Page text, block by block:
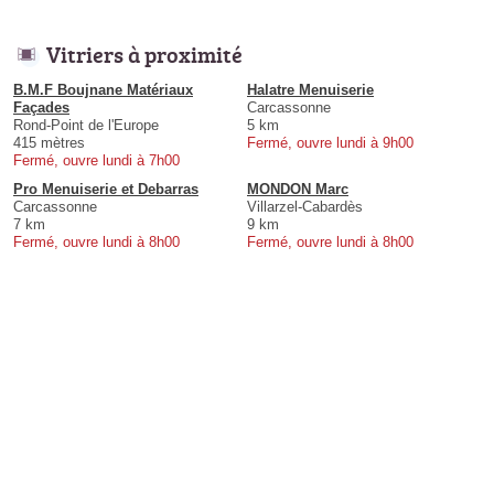
Vitriers à proximité
B.M.F Boujnane Matériaux
Façades
Rond-Point de l'Europe
415 mètres
Fermé, ouvre lundi à 7h00
Halatre Menuiserie
Carcassonne
5 km
Fermé, ouvre lundi à 9h00
Pro Menuiserie et Debarras
Carcassonne
7 km
Fermé, ouvre lundi à 8h00
MONDON Marc
Villarzel-Cabardès
9 km
Fermé, ouvre lundi à 8h00